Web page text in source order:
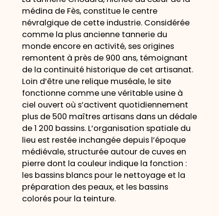
médina de Fès, constitue le centre
névralgique de cette industrie. Considérée
comme la plus ancienne tannerie du
monde encore en activité, ses origines
remontent à près de 900 ans, témoignant
de la continuité historique de cet artisanat.
Loin d’être une relique muséale, le site
fonctionne comme une véritable usine à
ciel ouvert où s’activent quotidiennement
plus de 500 maîtres artisans dans un dédale
de 1 200 bassins. L’organisation spatiale du
lieu est restée inchangée depuis l’époque
médiévale, structurée autour de cuves en
pierre dont la couleur indique la fonction :
les bassins blancs pour le nettoyage et la
préparation des peaux, et les bassins
colorés pour la teinture.